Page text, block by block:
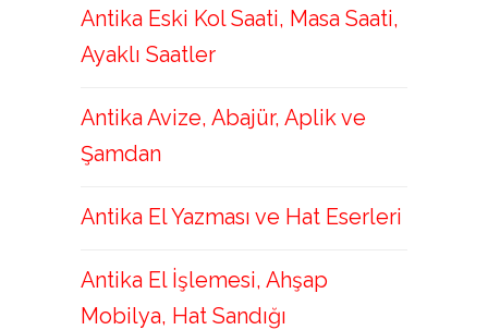
Antika Eski Kol Saati, Masa Saati,
Ayaklı Saatler
Antika Avize, Abajür, Aplik ve
Şamdan
Antika El Yazması ve Hat Eserleri
Antika El İşlemesi, Ahşap
Mobilya, Hat Sandığı